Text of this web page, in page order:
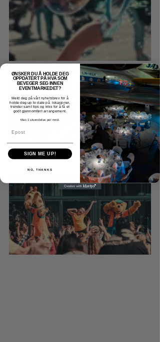
ØNSKER DU Å HOLDE DEG
OPPDATERT PÅ HVA SOM
BEVEGER SEG INNEN
EVENTMARKEDET?
Meld deg på vårt nyhetsbrev for å
holde deg up to date på lokasjoner,
trender samt tips og triks for å få et
godt gjennomført arrangement.
Max 1 utsendelse per mnd.
SIGN ME UP!
NO, THANKS